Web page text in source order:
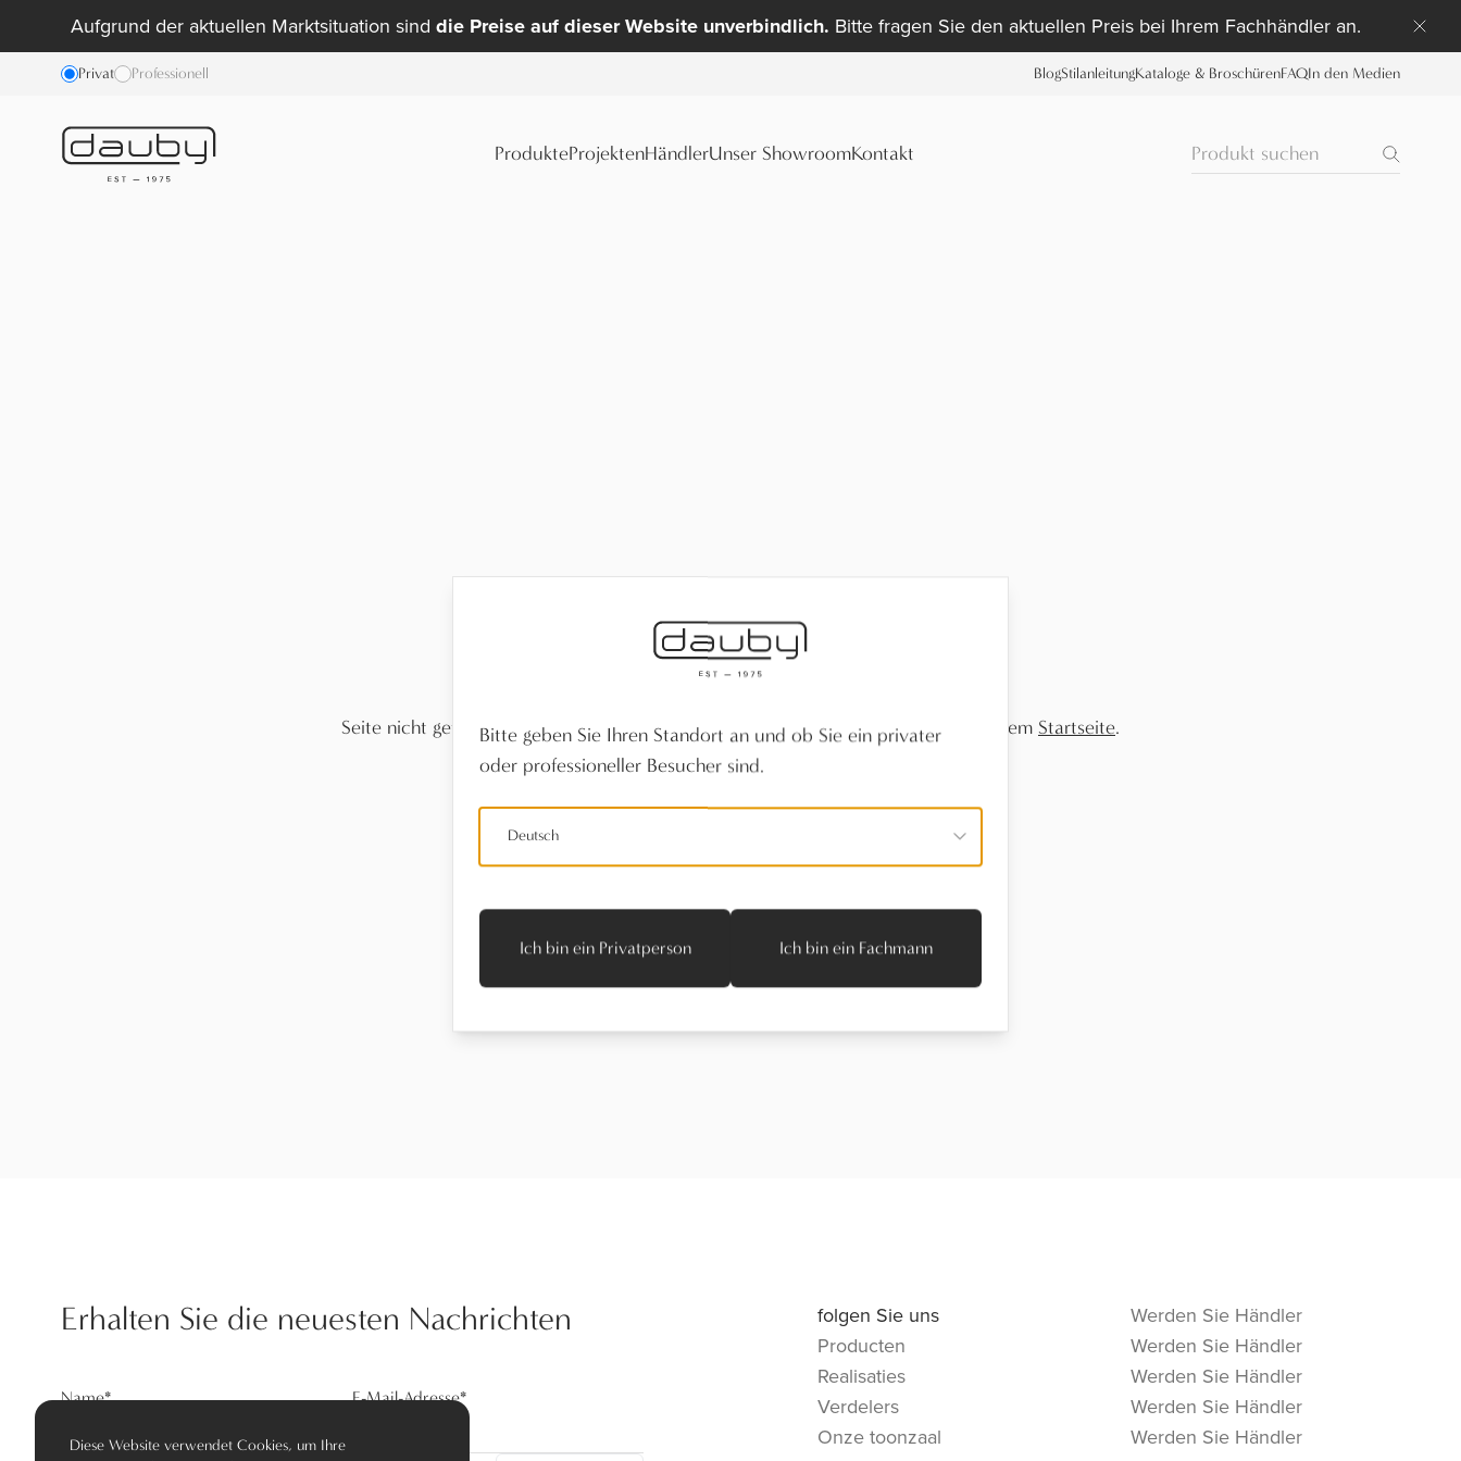
Aufgrund der aktuellen Marktsituation sind die Preise auf dieser Website unverbindlich. Bitte fragen Sie den aktuellen Preis bei Ihrem Fachhändler an.
Privat Professionell BlogStilanleitungKataloge & BroschürenFAQIn den Medien
ProdukteProjektenHändlerUnser ShowroomKontakt
404
Seite nicht gefunden, versuchen Sie es später erneut oder navigieren Sie zu unserem Startseite.
Erhalten Sie die neuesten Nachrichten
Name* E-Mail-Adresse*
folgen Sie uns
Producten
Realisaties
Verdelers
Onze toonzaal
Werden Sie Händler
Werden Sie Händler
Werden Sie Händler
Werden Sie Händler
Werden Sie Händler
Diese Website verwendet Cookies, um Ihre
Bitte geben Sie Ihren Standort an und ob Sie ein privater
oder professioneller Besucher sind.
Deutsch
Ich bin ein Privatperson Ich bin ein Fachmann